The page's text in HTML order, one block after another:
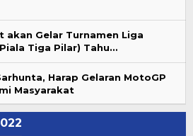
akan Gelar Turnamen Liga
Tiga Pilar) Tahu…
Harap Gelaran MotoGP
Masyarakat